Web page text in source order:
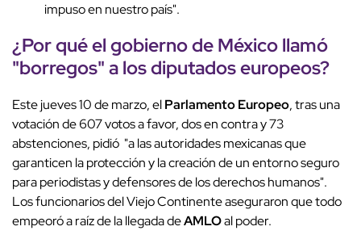
impuso en nuestro país".
¿Por qué el gobierno de México llamó
"borregos" a los diputados europeos?
Este jueves 10 de marzo, elParlamento Europeo, tras una
votación de 607 votos a favor, dos en contra y 73
abstenciones, pidió "a las autoridades mexicanas que
garanticen la protección y la creación de un entorno seguro
para periodistas y defensores de los derechos humanos".
Los funcionarios del Viejo Continente aseguraron que todo
empeoró a raíz de la llegada deAMLOal poder.